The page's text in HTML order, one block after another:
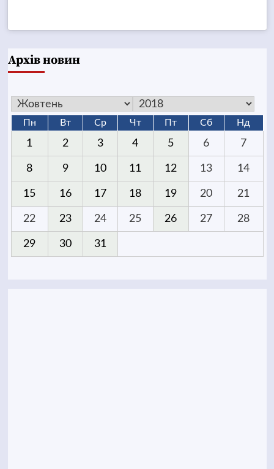
Архів новин
Пн Вт Ср Чт Пт Сб Нд
1 2 3 4 5 6 7
8 9 10 11 12 13 14
15 16 17 18 19 20 21
22 23 24 25 26 27 28
29 30 31